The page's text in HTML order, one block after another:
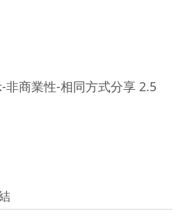
非商業性-相同方式分享 2.5